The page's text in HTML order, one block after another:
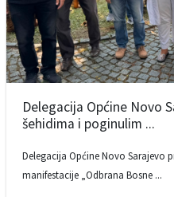
Delegacija Općine Novo
šehidima i poginulim ...
Delegacija Općine Novo Sarajevo
manifestacije „Odbrana Bosne ...